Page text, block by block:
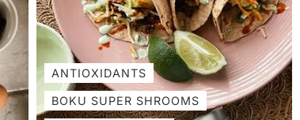
片 ½ 杯干白葡萄酒（可选） 1茶匙盐 将腰
果浸泡在室温水中至少2小时。沥干并冲
洗。将腰果与剩余的腰果奶油成分一起加
入搅拌机中。搅拌直至光滑、呈奶油状。
将一大锅盐水煮沸。与此同时，将一个大
煎锅预热至中火。加入橄榄油、青葱和大
ANTIOXIDANTS
BOKU SUPER SHROOMS